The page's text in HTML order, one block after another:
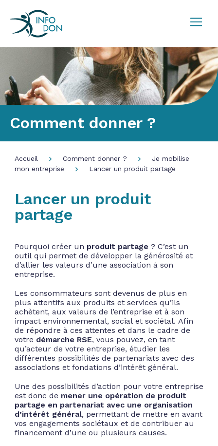
Comment donner ?
Accueil Comment donner ?
Je mobilise
mon entreprise
Lancer un produit partage
Lancer un produit
partage
Pourquoi créer un produit partage ? C’est un
outil qui permet de développer la générosité et
d’allier les valeurs d’une association à son
entreprise.
Les consommateurs sont devenus de plus en
plus attentifs aux produits et services qu’ils
achètent, aux valeurs de l’entreprise et à son
impact environnemental, social et sociétal. Afin
de répondre à ces attentes et dans le cadre de
votre démarche RSE, vous pouvez, en tant
qu’acteur de votre entreprise, étudier les
différentes possibilités de partenariats avec des
associations et fondations d’intérêt général.
Une des possibilités d’action pour votre entreprise
est donc de mener une opération de produit
partage en partenariat avec une organisation
d’intérêt général, permettant de mettre en avant
vos engagements sociétaux et de contribuer au
financement d’une ou plusieurs causes.